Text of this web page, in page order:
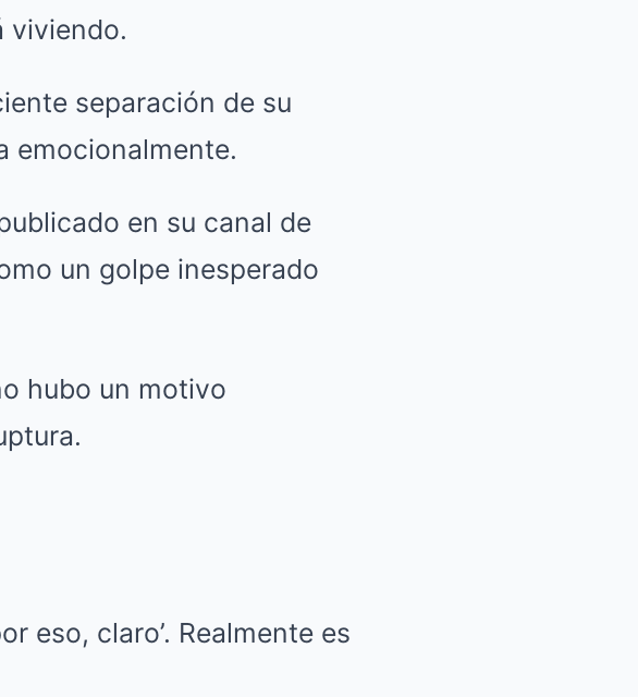
viviendo.
separación de su
emocionalmente.
en su canal de
un golpe inesperado
hubo un motivo
eso, claro’. Realmente es